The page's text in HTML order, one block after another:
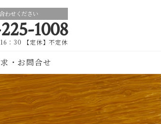
わせください
1008
：30 【定休】不定休
・お問合せ